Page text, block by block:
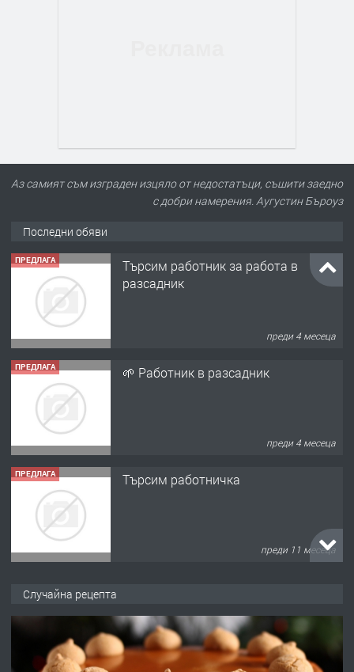
Аз самият съм изграден изцяло от недостатъци, съшити заедно
с добри намерения. Аугустин Бъроуз
Последни обяви
ПРЕДЛАГА
Търсим работник за работа в
разсадник
преди 4 месеца
ПРЕДЛАГА 🌱 Работник в разсадник
преди 4 месеца
ПРЕДЛАГА Търсим работничка
преди 11 месеца
преди 1 година
Случайна рецепта